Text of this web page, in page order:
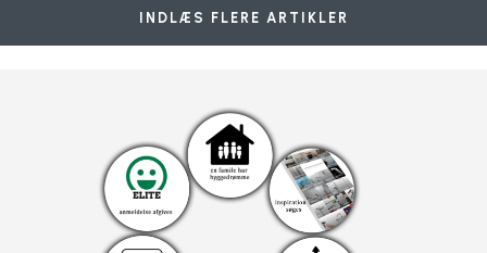
INDLÆS FLERE ARTIKLER